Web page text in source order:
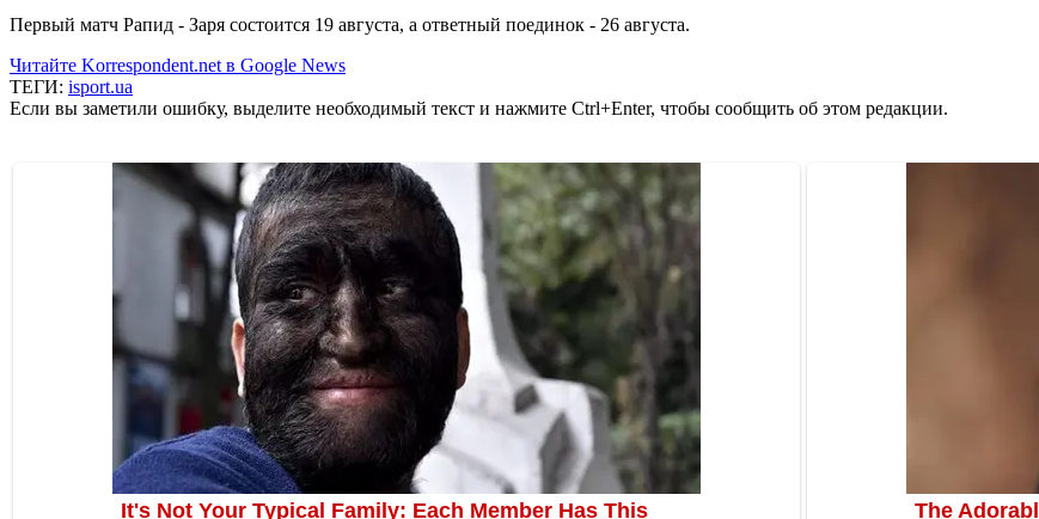
Первый матч Рапид - Заря состоится 19 августа, а ответный поединок - 26 августа.
Читайте Korrespondent.net в Google News
ТЕГИ: isport.ua
Если вы заметили ошибку, выделите необходимый текст и нажмите Ctrl+Enter, чтобы сообщить об этом редакции.